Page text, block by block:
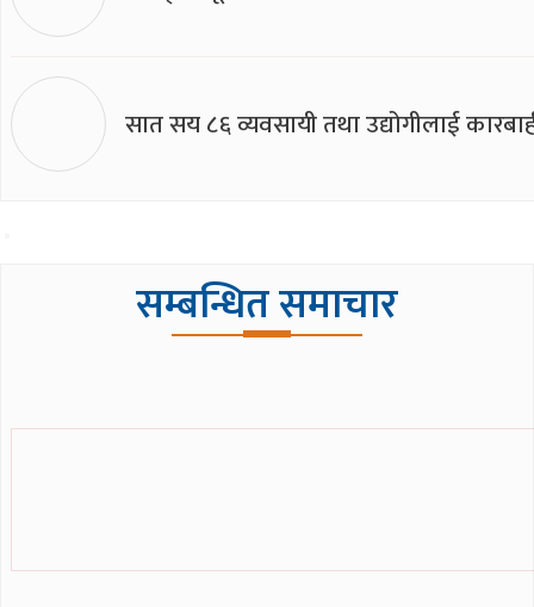
सात सय ८६ व्यवसायी तथा उद्योगीलाई
सम्बन्धित समाचार